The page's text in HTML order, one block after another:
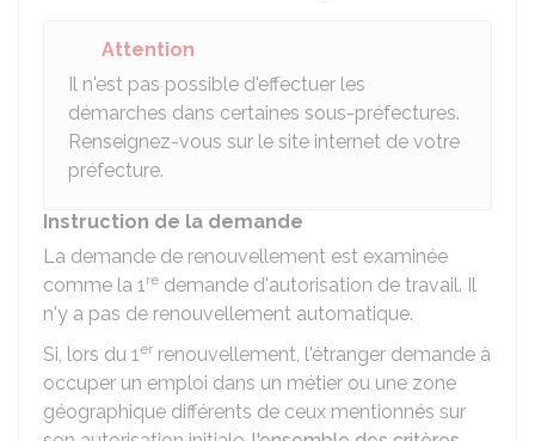
Attention
Il n'est pas possible d'effectuer les
démarches dans certaines sous-préfectures.
Renseignez-vous sur le site internet de votre
préfecture.
Instruction de la demande
La demande de renouvellement est examinée
comme la 1re demande d'autorisation de travail. Il
n'y a pas de renouvellement automatique.
Si, lors du 1er renouvellement, l'étranger demande à
occuper un emploi dans un métier ou une zone
géographique différents de ceux mentionnés sur